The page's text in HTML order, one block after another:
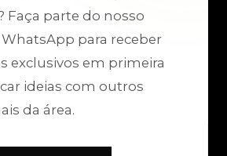
Faça parte do nosso
para receber
exclusivos em primeira
ideias com outros
da área.